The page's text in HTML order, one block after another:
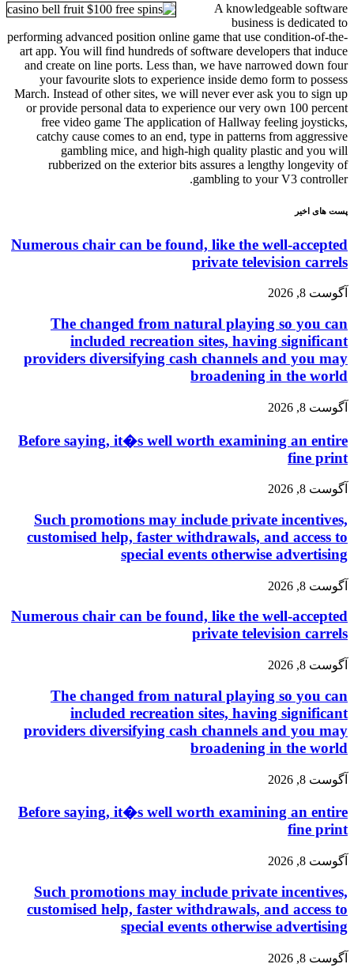
A knowledgeable software
business is dedicated to
performing advanced position online game that use condition-of-the-
art app. You will find hundreds of software developers that induce
and create on line ports. Less than, we have narrowed down four
your favourite slots to experience inside demo form to possess
March. Instead of other sites, we will never ever ask you to sign up
or provide personal data to experience our very own 100 percent
free video game The application of Hallway feeling joysticks,
catchy cause comes to an end, type in patterns from aggressive
gambling mice, and high-high quality plastic and you will
rubberized on the exterior bits assures a lengthy longevity of
gambling to your V3 controller.
پست های اخیر
Numerous chair can be found, like the well-accepted
private television carrels
آگوست 8, 2026
The changed from natural playing so you can
included recreation sites, having significant
providers diversifying cash channels and you may
broadening in the world
آگوست 8, 2026
Before saying, it�s well worth examining an entire
fine print
آگوست 8, 2026
Such promotions may include private incentives,
customised help, faster withdrawals, and access to
special events otherwise advertising
آگوست 8, 2026
Numerous chair can be found, like the well-accepted
private television carrels
آگوست 8, 2026
The changed from natural playing so you can
included recreation sites, having significant
providers diversifying cash channels and you may
broadening in the world
آگوست 8, 2026
Before saying, it�s well worth examining an entire
fine print
آگوست 8, 2026
Such promotions may include private incentives,
customised help, faster withdrawals, and access to
special events otherwise advertising
آگوست 8, 2026